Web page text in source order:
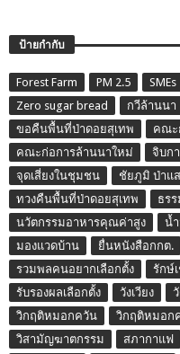
ป้ายกำกับ
Forest Farm PM 2.5 SMEs
Zero sugar bread
กวีล้านนา
ขอคืนพื้นที่ป่าดอยสุเทพ
คณะ
คณะก่อการล้านนาใหม่
จิบก
จุดเสี่ยงในชุมชน
ชัยภูมิ ป่าแส
ทวงคืนพื้นที่ป่าดอยสุเทพ
ธร
นวัตกรรมอาหารคุณค่าสูง
น้
มองแวดบ้าน
ยื่นหนังสือกกต.
รวมพลคนอยากเลือกตั้ง
รักษ์
รับรองผลเลือกตั้ง
วังเวียง
วิกฤติหมอกควัน
วิกฤติหมอก
วิสามัญฆาตกรรม
สภากาแฟ